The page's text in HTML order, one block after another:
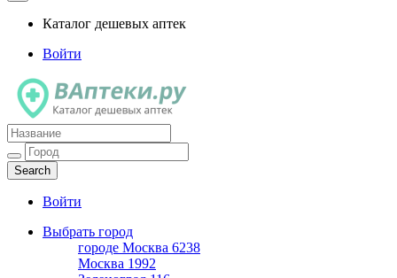
Каталог дешевых аптек
Войти
Каталог дешевых аптек
Войти
Выбрать город
городе Москва 6238
Москва 1992